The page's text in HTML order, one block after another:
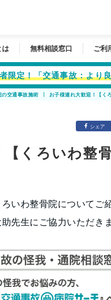
は 無料相談窓口 ご利
限定！「交通事故：より
の交通事故施術 お子様連れ大歓迎！【く
シェア
くろいわ整
いわ整骨院についてご
先生にご協力いただき